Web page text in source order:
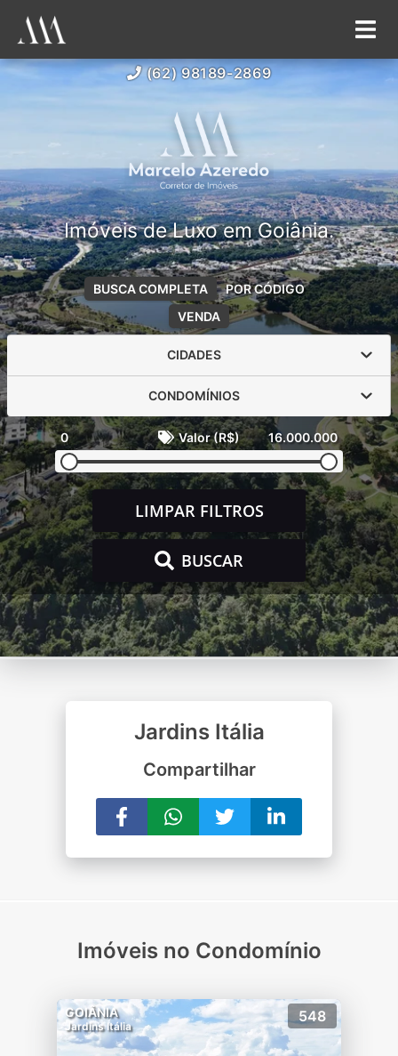
(62) 98189-2869
Imóveis de Luxo em Goiânia.
VENDA
BUSCA COMPLETA POR CÓDIGO
CIDADES
CONDOMÍNIOS
0 Valor (R$) 16.000.000
LIMPAR FILTROS
BUSCAR
Jardins Itália
Compartilhar
Imóveis no Condomínio
GOIÂNIA
Jardins Itália
548